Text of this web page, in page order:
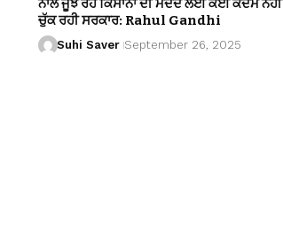
ਚੁੱਕ ਰਹੀ ਸਰਕਾਰ: Rahul Gandhi
Suhi Saver September 26, 2025